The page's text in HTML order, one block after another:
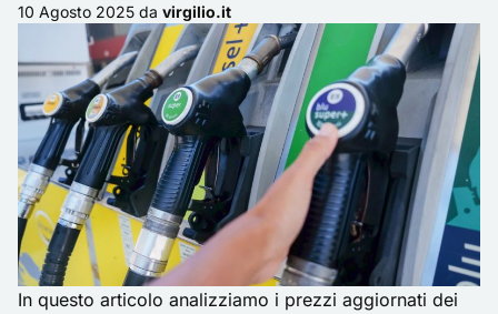
10 Agosto 2025 da virgilio.it
In questo articolo analizziamo i prezzi aggiornati dei